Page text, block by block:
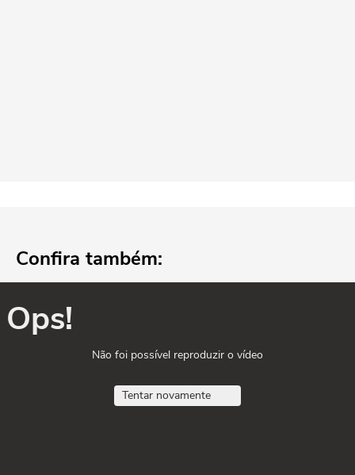
Confira também:
Ops!
Não foi possível reproduzir o vídeo
Tentar novamente